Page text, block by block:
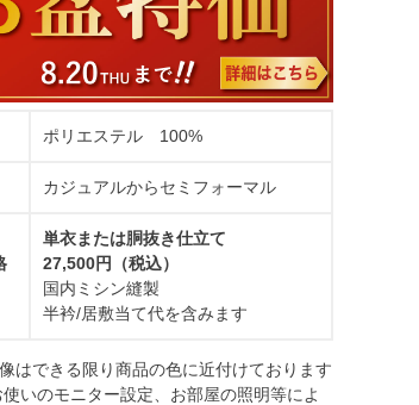
ポリエステル 100%
カジュアルからセミフォーマル
単衣または胴抜き仕立て
27,500円（税込）
国内ミシン縫製
半衿/居敷当て代を含みます
はできる限り商品の色に近付けております
いのモニター設定、お部屋の照明等によ